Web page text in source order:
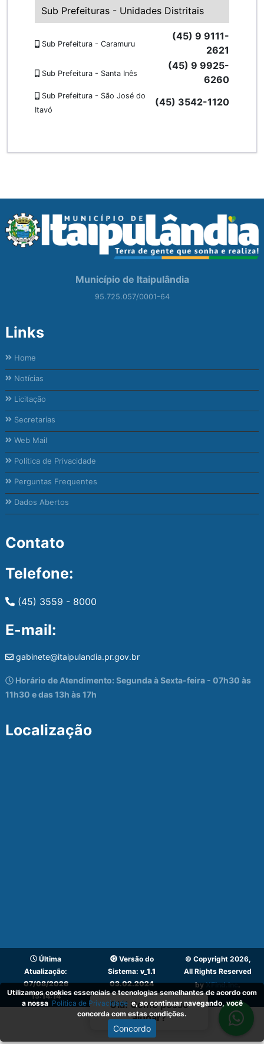
Sub Prefeituras - Unidades Distritais
Sub Prefeitura - Caramuru
(45) 9 9111-
2621
Sub Prefeitura - Santa Inês
(45) 9 9925-
6260
Sub Prefeitura - São José do
Itavó
(45) 3542-1120
Olá! Como posso
ajudar?
Município de Itaipulândia
95.725.057/0001-64
Links
Home
Notícias
Licitação
Secretarias
Web Mail
Política de Privacidade
Perguntas Frequentes
Dados Abertos
Contato
Telefone:
(45) 3559 - 8000
E-mail:
gabinete@itaipulandia.pr.gov.br
Horário de Atendimento: Segunda à Sexta-feira - 07h30 às
11h30 e das 13h às 17h
Localização
Última
Atualização:
07/08/2026
15:14:14
Versão do
Sistema:v_1.1
03.02.2024
© Copyright 2026,
All Rights Reserved
byXFind.inc.
Utilizamos cookies essenciais e tecnologias semelhantes de acordo com
a nossa Política de Privacidadee, ao continuar navegando, você
concorda com estas condições.
Concordo